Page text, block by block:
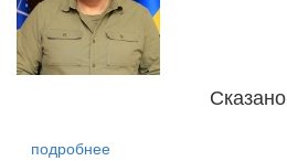
Сказано
подробнее